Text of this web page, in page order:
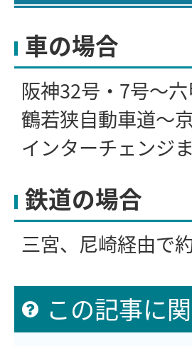
車の場合
阪神32号・7号～
鶴若狭自動車道～
インターチェンジ
鉄道の場合
三宮、尼崎経由で
この記事に